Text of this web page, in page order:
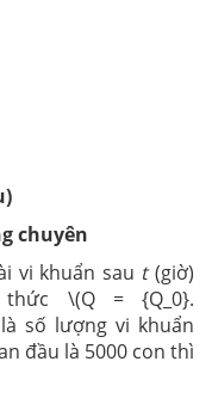
chuyên
vi khuẩn sau t(giờ)
\(Q = {Q_0}.
số lượng vi khuẩn
đầu là 5000 con thì